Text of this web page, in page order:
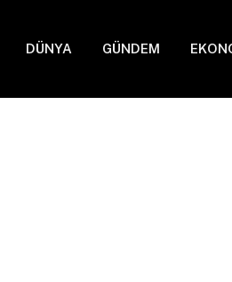
DÜNYA GÜNDEM